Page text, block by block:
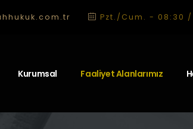
Pzt./Cum. - 08:30 /
Kurumsal Faaliyet Alanlarımız